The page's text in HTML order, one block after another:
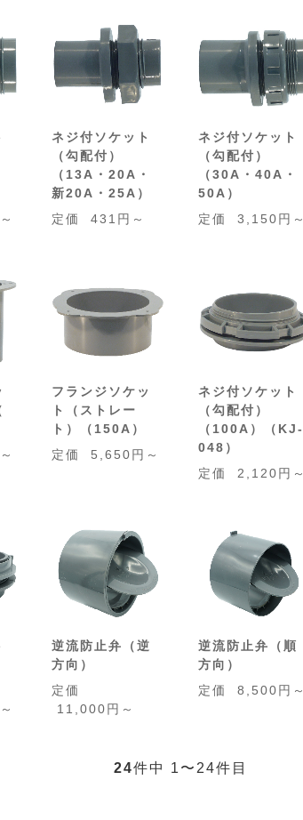
ネジ付ソケット
（勾配付）
（13A・20A・
新20A・25A）
定価
431円～
ネジ付ソケット
（勾配付）
（30A・40A・
50A）
定価
3,150円～
フランジソケッ
ト（ストレー
ト）（150A）
定価
5,650円～
ネジ付ソケット
（勾配付）
（100A）（KJ-
048）
定価
2,120円～
逆流防止弁（逆
方向）
定価
11,000円～
逆流防止弁（順
方向）
定価
8,500円～
24件中 1〜24件目